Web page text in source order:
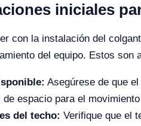
iniciales
con la instalación del
del equipo. Estos son
Asegúrese de que
de espacio para el
del techo: Verifique que el